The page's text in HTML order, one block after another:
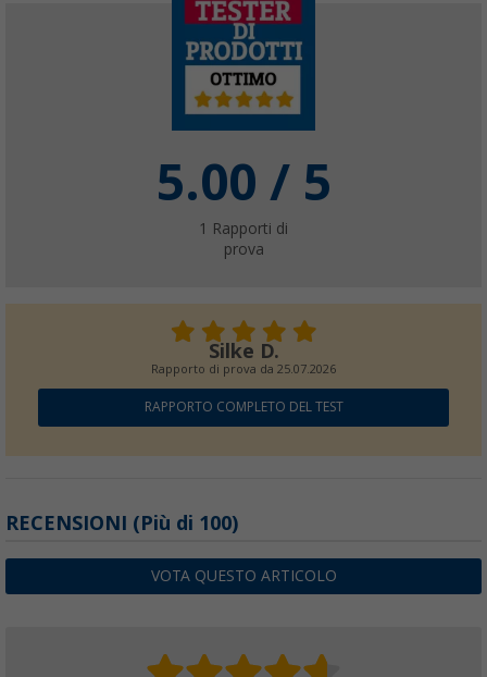
5.00 / 5
1 Rapporti di
prova
Silke D.
Rapporto di prova da 25.07.2026
RAPPORTO COMPLETO DEL TEST
RECENSIONI (Più di 100)
VOTA QUESTO ARTICOLO